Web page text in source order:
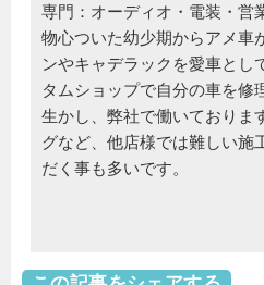
専門：オーディオ・電装・営
物心ついた幼少期からアメ車
ンやキャデラックを愛車とし
タムショップで自分の車を修
生かし、弊社で働いておりま
グなど、他店様では難しい施
だく事も多いです。